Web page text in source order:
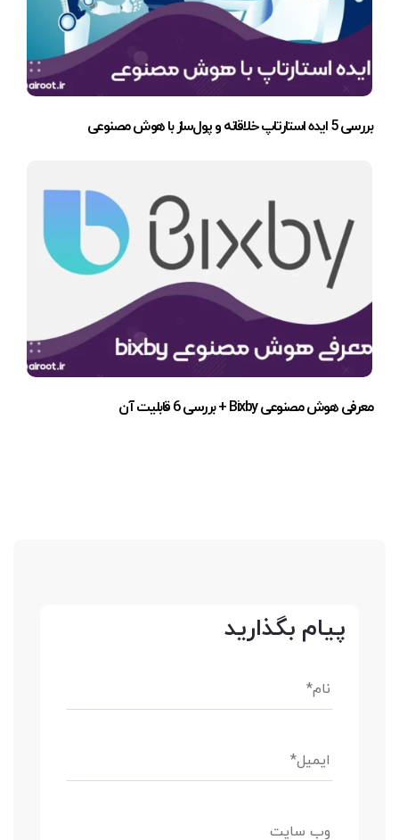
بررسی 5 ایده استارتاپ خلاقانه و پول‌ساز با هوش مصنوعی
معرفی هوش مصنوعی Bixby + بررسی 6 قابلیت آن
پیام بگذارید